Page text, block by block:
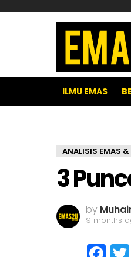
ILMU EMAS
ANALISIS EMAS &
3
by
9 months